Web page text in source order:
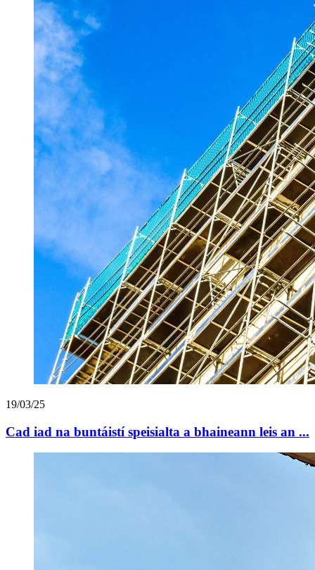
19/03/25
Cad iad na buntáistí speisialta a bhaineann leis an ...